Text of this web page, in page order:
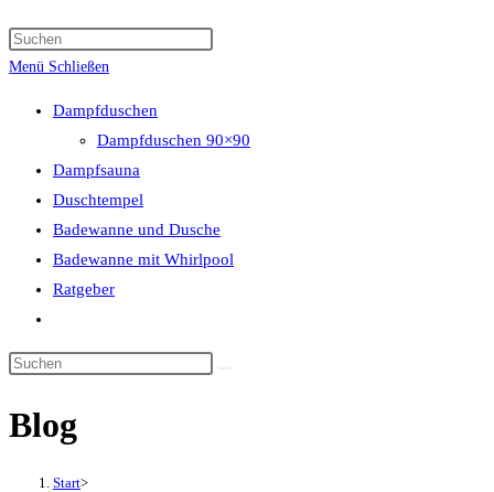
umschalten
Menü Schließen
Dampfduschen
Dampfduschen 90×90
Dampfsauna
Duschtempel
Badewanne und Dusche
Badewanne mit Whirlpool
Ratgeber
umschalten
Blog
Start>